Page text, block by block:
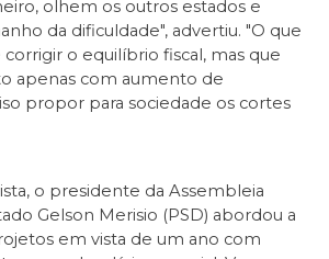
olhem os outros estados e
da dificuldade", advertiu. "O que
corrigir o equilíbrio fiscal, mas que
apenas com aumento de
propor para sociedade os cortes
o presidente da Assembleia
Gelson Merisio (PSD) abordou a
em vista de um ano com